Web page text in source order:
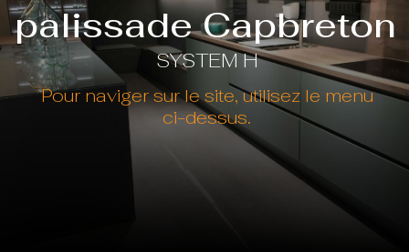
palissade Capbreton
SYSTEM H